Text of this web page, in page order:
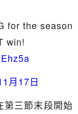
for the season
win!
月17日
第三節末段開始